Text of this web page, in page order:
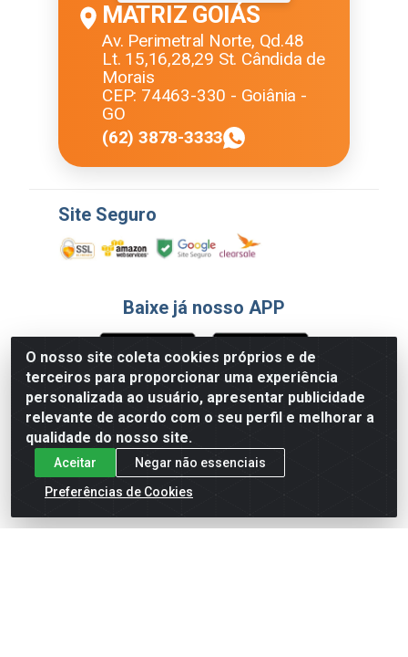
O nosso site coleta cookies próprios e de
terceiros para proporcionar uma experiência
personalizada ao usuário, apresentar publicidade
relevante de acordo com o seu perfil e melhorar a
qualidade do nosso site.
Aceitar
Negar não essenciais
Preferências de Cookies
MATRIZ GOIÁS
Av. Perimetral Norte, Qd.48
Lt. 15,16,28,29 St. Cândida de
Morais
CEP: 74463-330 - Goiânia -
GO
(62) 3878-3333
Site Seguro
Baixe já nosso APP
Formas de Pagamento